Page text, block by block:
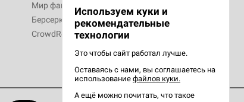
Мир фантастики
Берсерк
CrowdRepublic
Используем куки и
рекомендательные
технологии
Это чтобы сайт работал лучше.
Оставаясь с нами, вы соглашаетесь на
использование файлов куки.
А ещё можно почитать, что такое